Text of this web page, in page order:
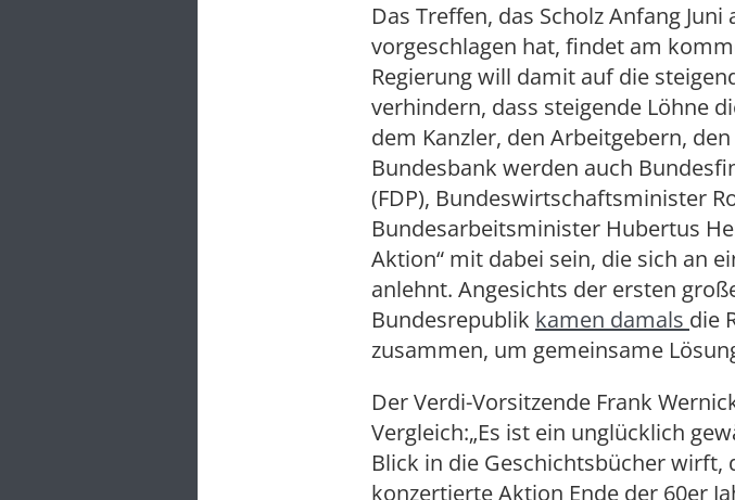
Das Treffen, das Scholz Anfang
vorgeschlagen hat, findet am
Regierung will damit auf die
verhindern, dass steigende Löhne
dem Kanzler, den Arbeitgebern,
Bundesbank werden auch
(FDP), Bundeswirtschaftsminister
Bundesarbeitsminister Hubertus
Aktion“ mit dabei sein, die sich an
anlehnt. Angesichts der ersten
Bundesrepublik kamen damals die
zusammen, um gemeinsame
Der Verdi-Vorsitzende Frank
Vergleich:„Es ist ein unglücklich
Blick in die Geschichtsbücher wirft,
konzertierte Aktion Ende der 60er